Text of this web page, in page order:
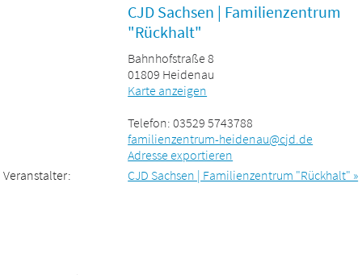
CJD Sachsen | Familienzentrum
"Rückhalt"
Bahnhofstraße 8
01809 Heidenau
Karte anzeigen
Telefon: 03529 5743788
familienzentrum-heidenau@cjd.de
Adresse exportieren
Veranstalter:
CJD Sachsen | Familienzentrum "Rückhalt" »